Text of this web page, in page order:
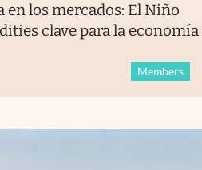
en los mercados: El Niño
clave para la economía
Members